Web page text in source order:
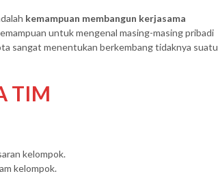
kemampuan membangun kerjasama
untuk mengenal masing-masing pribadi
sangat menentukan berkembang tidaknya suatu
TIM
kelompok.
kelompok.